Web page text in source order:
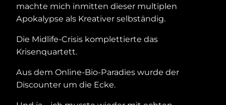
machte mich inmitten dieser multiplen
Apokalypse als Kreativer selbständig.
Die Midlife-Crisis komplettierte das
Krisenquartett.
Aus dem Online-Bio-Paradies wurde der
Discounter um die Ecke.